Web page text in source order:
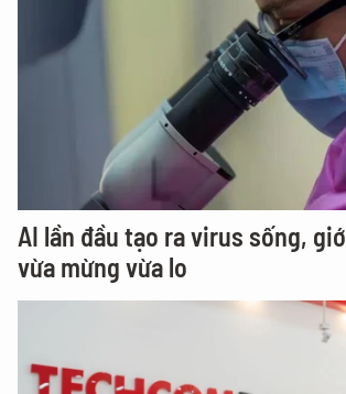
AI lần đầu tạo ra virus sống,
vừa mừng vừa lo